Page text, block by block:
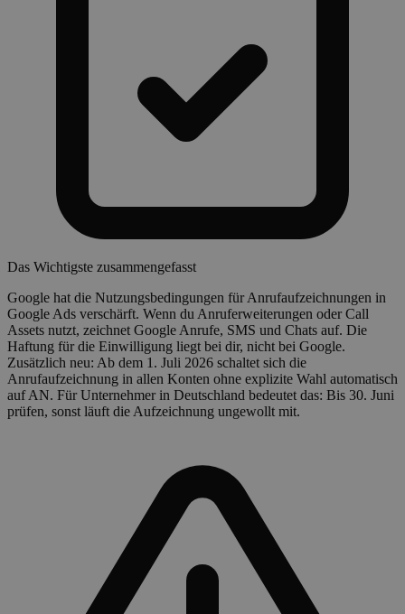
Das Wichtigste zusammengefasst
Google hat die Nutzungsbedingungen für Anrufaufzeichnungen in
Google Ads verschärft. Wenn du Anruferweiterungen oder Call
Assets nutzt, zeichnet Google Anrufe, SMS und Chats auf. Die
Haftung für die Einwilligung liegt bei dir, nicht bei Google.
Zusätzlich neu: Ab dem 1. Juli 2026 schaltet sich die
Anrufaufzeichnung in allen Konten ohne explizite Wahl automatisch
auf AN. Für Unternehmer in Deutschland bedeutet das: Bis 30. Juni
prüfen, sonst läuft die Aufzeichnung ungewollt mit.